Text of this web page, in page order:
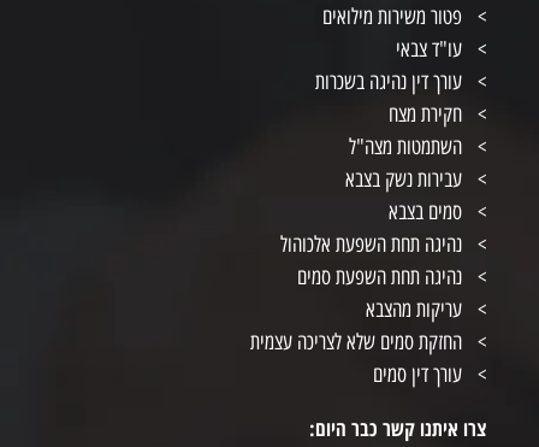
פטור משירות מילואים
עו"ד צבאי
עורך דין נהיגה בשכרות
חקירת מצח
השתמטות מצה"ל
עבירות נשק בצבא
סמים בצבא
נהיגה תחת השפעת אלכוהול
נהיגה תחת השפעת סמים
עריקות מהצבא
החזקת סמים שלא לצריכה עצמית
עורך דין סמים
צרו איתנו קשר כבר היום: